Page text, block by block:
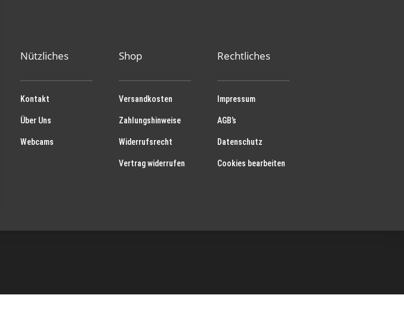
Nützliches
Kontakt
Über Uns
Webcams
Shop
Versandkosten
Zahlungshinweise
Widerrufsrecht
Vertrag widerrufen
Rechtliches
Impressum
AGB’s
Datenschutz
Cookies bearbeiten